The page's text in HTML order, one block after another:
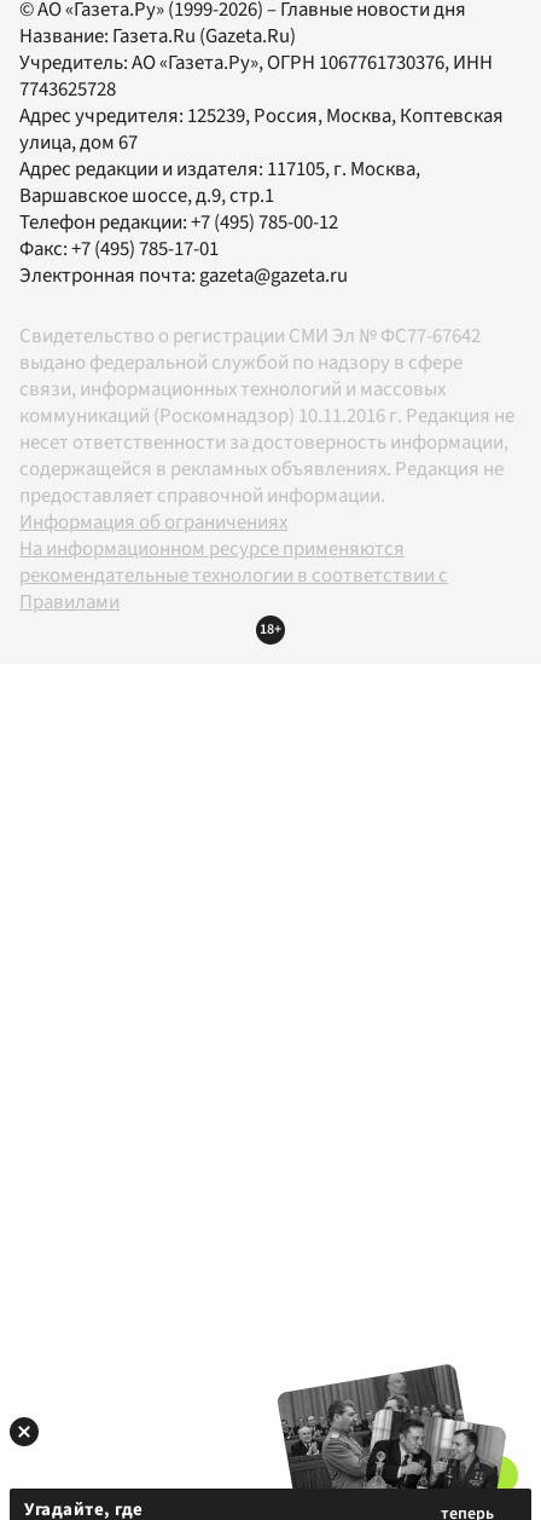
© АО «Газета.Ру» (1999-2026) – Главные новости дня
Название: Газета.Ru (Gazeta.Ru)
Учредитель:АО «Газета.Ру», ОГРН 1067761730376, ИНН
7743625728
Адрес учредителя: 125239, Россия, Москва, Коптевская
улица, дом 67
Адрес редакции и издателя: 117105, г. Москва,
Варшавское шоссе, д.9, стр.1
Телефон редакции:+7 (495) 785-00-12
Факс:+7 (495) 785-17-01
Электронная почта: gazeta@gazeta.ru
Свидетельство о регистрации СМИ Эл № ФС77-67642
выдано федеральной службой по надзору в сфере
связи, информационных технологий и массовых
коммуникаций (Роскомнадзор) 10.11.2016 г. Редакция не
несет ответственности за достоверность информации,
содержащейся в рекламных объявлениях. Редакция не
предоставляет справочной информации.
Информация об ограничениях
На информационном ресурсе применяются
рекомендательные технологии в соответствии с
Правилами
18+
Угадайте, где